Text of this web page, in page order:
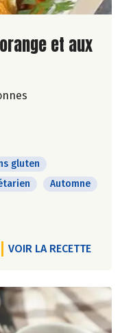
et aux
gluten
Automne
VOIR LA RECETTE